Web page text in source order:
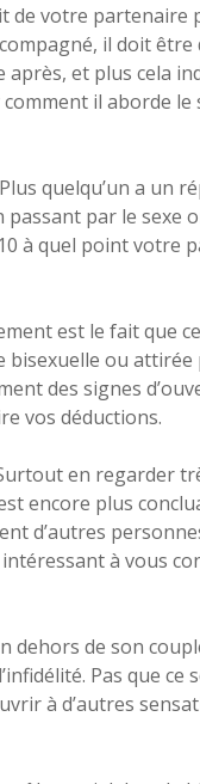
de votre partenaire
il doit être
et plus cela
il aborde
quelqu’un a un
par le sexe
à quel point votre
est le fait que
bisexuelle ou
des signes
vos déductions.
en regarder
encore plus
d’autres
à vous
de son
Pas que ce
à d’autres